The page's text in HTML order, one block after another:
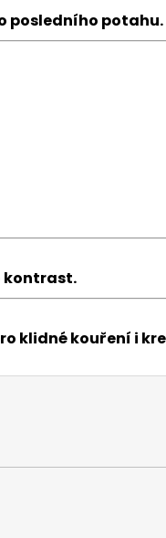
posledního potahu.
kontrast.
klidné kouření i